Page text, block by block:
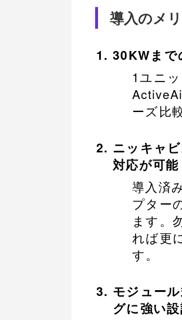
導入のメ
30KWまで
1ユニ
ーズ比
ニッキャ
対応が可能
導入済
プター
ます。
れば更
す。
モジュー
グに強い